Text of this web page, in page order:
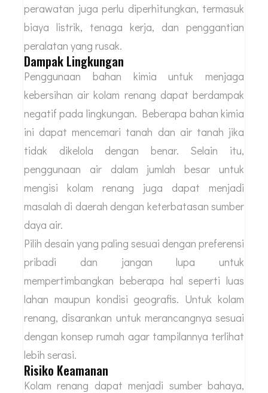
perawatan juga perlu diperhitungkan, termasuk
biaya listrik, tenaga kerja, dan penggantian
peralatan yang rusak.
Dampak Lingkungan
Penggunaan bahan kimia untuk menjaga
kebersihan air kolam renang dapat berdampak
negatif pada lingkungan. Beberapa bahan kimia
ini dapat mencemari tanah dan air tanah jika
tidak dikelola dengan benar. Selain itu,
penggunaan air dalam jumlah besar untuk
mengisi kolam renang juga dapat menjadi
masalah di daerah dengan keterbatasan sumber
daya air.
Pilih desain yang paling sesuai dengan preferensi
pribadi dan jangan lupa untuk
mempertimbangkan beberapa hal seperti luas
lahan maupun kondisi geografis. Untuk kolam
renang, disarankan untuk merancangnya sesuai
dengan konsep rumah agar tampilannya terlihat
lebih serasi.
Risiko Keamanan
Kolam renang dapat menjadi sumber bahaya,